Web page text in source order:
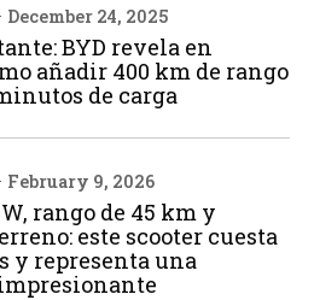
December 24, 2025
BYD revela en
añadir 400 km de rango
de carga
February 9, 2026
rango de 45 km y
este scooter cuesta
y representa una